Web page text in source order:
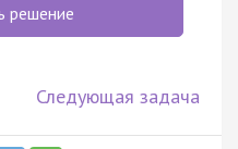
решение
Следующая задача